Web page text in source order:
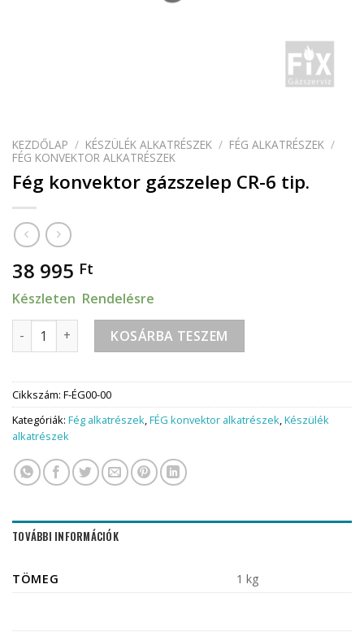
KEZDŐLAP / KÉSZÜLÉK ALKATRÉSZEK / FÉG ALKATRÉSZEK /
FÉG KONVEKTOR ALKATRÉSZEK
Fég konvektor gázszelep CR-6 tip.
38 995 Ft
Készleten Rendelésre
Fég konvektor gázszelep CR-6 tip. mennyiség
KOSÁRBA TESZEM
Cikkszám: F-ÉG00-00
Kategóriák: Fég alkatrészek,FÉG konvektor alkatrészek,Készülék
alkatrészek
TOVÁBBI INFORMÁCIÓK
TÖMEG 1 kg